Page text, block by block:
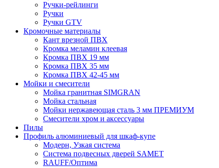
Ручки-рейлинги
Ручки
Ручки GTV
Кромочные материалы
Кант врезной ПВХ
Кромка меламин клеевая
Кромка ПВХ 19 мм
Кромка ПВХ 35 мм
Кромка ПВХ 42-45 мм
Мойки и смесители
Мойка гранитная SIMGRAN
Мойка стальная
Мойки нержавеющая сталь 3 мм ПРЕМИУМ
Смесители хром и аксессуары
Пилы
Профиль алюминиевый для шкаф-купе
Модерн, Узкая система
Система подвесных дверей SAMET
RAUFF/Оптима